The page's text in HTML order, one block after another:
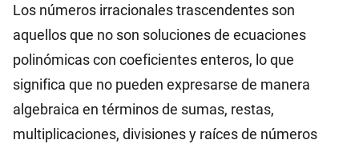
Los números irracionales trascendentes son
aquellos que no son soluciones de ecuaciones
polinómicas con coeficientes enteros, lo que
significa que no pueden expresarse de manera
algebraica en términos de sumas, restas,
multiplicaciones, divisiones y raíces de números